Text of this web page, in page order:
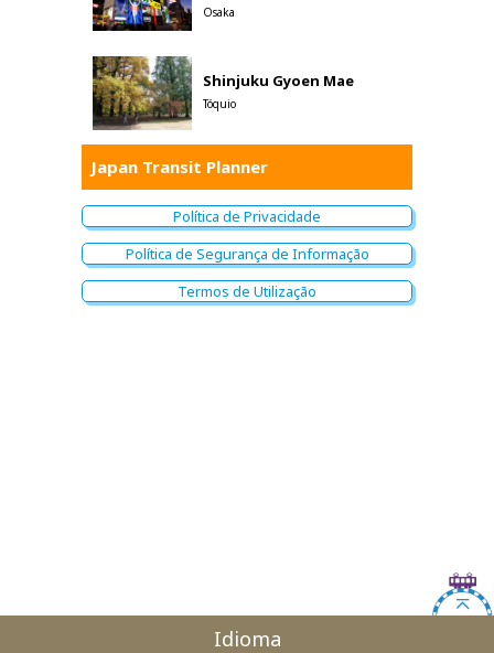
Osaka
Shinjuku Gyoen Mae
Tóquio
Japan Transit Planner
Política de Privacidade
Política de Segurança de Informação
Termos de Utilização
Idioma